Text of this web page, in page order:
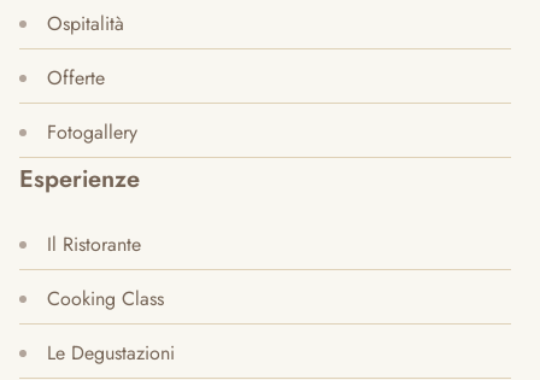
Ospitalità
Offerte
Fotogallery
Esperienze
Il Ristorante
Cooking Class
Le Degustazioni